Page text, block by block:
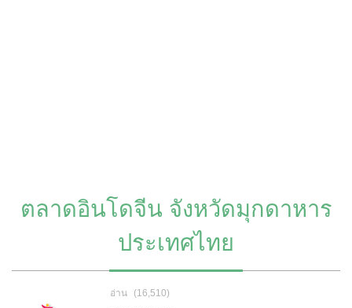
ตลาดอินโดจีน จังหวัดมุกดาหาร
ประเทศไทย
อ่าน
(16,510)